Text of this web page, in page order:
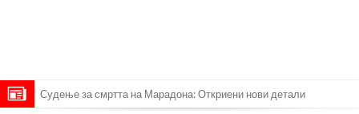
Судење за смртта на Марадона: Откриени нови детали